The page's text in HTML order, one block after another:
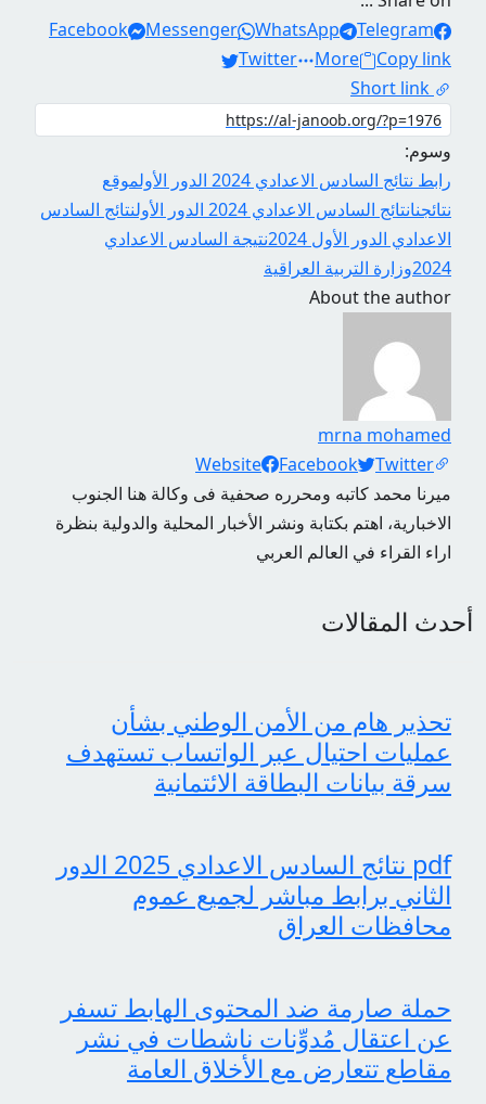
Facebook
Messenger WhatsApp
Telegram
Twitter
More
Copy link
Short link
وسوم:
رابط نتائج السادس الاعدادي 2024 الدور الأول
موقع
نتائجنانتائج السادس الاعدادي 2024 الدور الأول
نتائج السادس
الاعدادي الدور الأول 2024
نتيجة السادس الاعدادي
2024وزارة التربية العراقية
About the author
mrna mohamed
Social Links
Website Facebook
Twitter
ميرنا محمد كاتبه ومحرره صحفية فى وكالة هنا الجنوب
الاخبارية، اهتم بكتابة ونشر الأخبار المحلية والدولية بنظرة
اراء القراء في العالم العربي
أحدث المقالات
تحذير هام من الأمن الوطني بشأن
عمليات احتيال عبر الواتساب تستهدف
سرقة بيانات البطاقة الائتمانية
pdf نتائج السادس الاعدادي 2025 الدور
الثاني برابط مباشر لجميع عموم
محافظات العراق
حملة صارمة ضد المحتوى الهابط تسفر
عن اعتقال مُدوِّنات ناشطات في نشر
مقاطع تتعارض مع الأخلاق العامة